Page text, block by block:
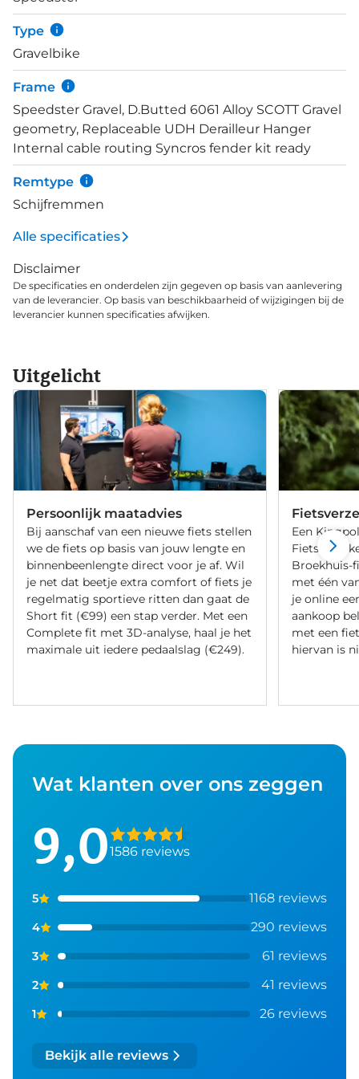
Schwalbe G-One RX banden voelen zich duidelijk
thuis op off-road parcoursen.&nbsp;
Type
Gravelbike
Frame
Speedster Gravel, D.Butted 6061 Alloy SCOTT Gravel
geometry, Replaceable UDH Derailleur Hanger
Internal cable routing Syncros fender kit ready
Remtype
Schijfremmen
Alle specificaties
Disclaimer
De specificaties en onderdelen zijn gegeven op basis van aanlevering
van de leverancier. Op basis van beschikbaarheid of wijzigingen bij de
leverancier kunnen specificaties afwijken.
Uitgelicht
Persoonlijk maatadvies
Bij aanschaf van een nieuwe fiets stellen
we de fiets op basis van jouw lengte en
binnenbeenlengte direct voor je af. Wil
je net dat beetje extra comfort of fiets je
regelmatig sportieve ritten dan gaat de
Short fit (€99) een stap verder. Met een
Complete fit met 3D-analyse, haal je het
maximale uit iedere pedaalslag (€249).
Een
Broekhuis-
met één
je online
aankoop
met een
hiervan is
Wat klanten over ons zeggen
9,01586 reviews
5 1168 reviews
4 290 reviews
3 61 reviews
2 41 reviews
1 26 reviews
Bekijk alle reviews